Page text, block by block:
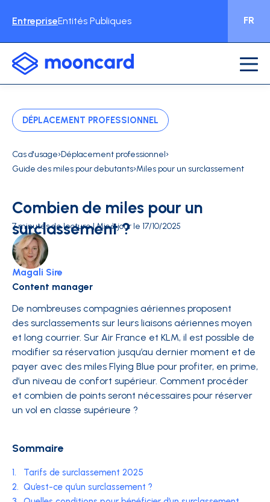
EntrepriseEntités Publiques FR
DÉPLACEMENT PROFESSIONNEL
Cas d'usage›Déplacement professionnel›
Guide des miles pour debutants›Miles pour un surclassement
Combien de miles pour un
surclassement ?
7 minutes de lecture | Mis à jour le 17/10/2025
Magali Sire
Content manager
De nombreuses compagnies aériennes proposent
des surclassements sur leurs liaisons aériennes moyen
et long courrier. Sur Air France et KLM, il est possible de
modifier sa réservation jusqu’au dernier moment et de
payer avec des miles Flying Blue pour profiter, en prime,
d’un niveau de confort supérieur. Comment procéder
et combien de points seront nécessaires pour réserver
un vol en classe supérieure ?
Sommaire
1.
Tarifs de surclassement 2025
2. Qu’est-ce qu’un surclassement ?